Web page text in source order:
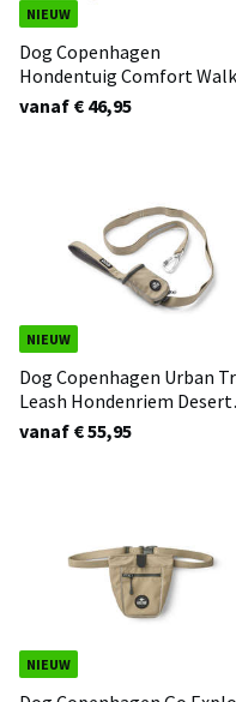
NIEUW
Dog Copenhagen
Hondentuig Comfort Walk
Air Desert Dune 3.0
vanaf € 46,95
NIEUW
Dog Copenhagen Urban
Leash Hondenriem Desert
Dune 3.0
vanaf € 55,95
NIEUW